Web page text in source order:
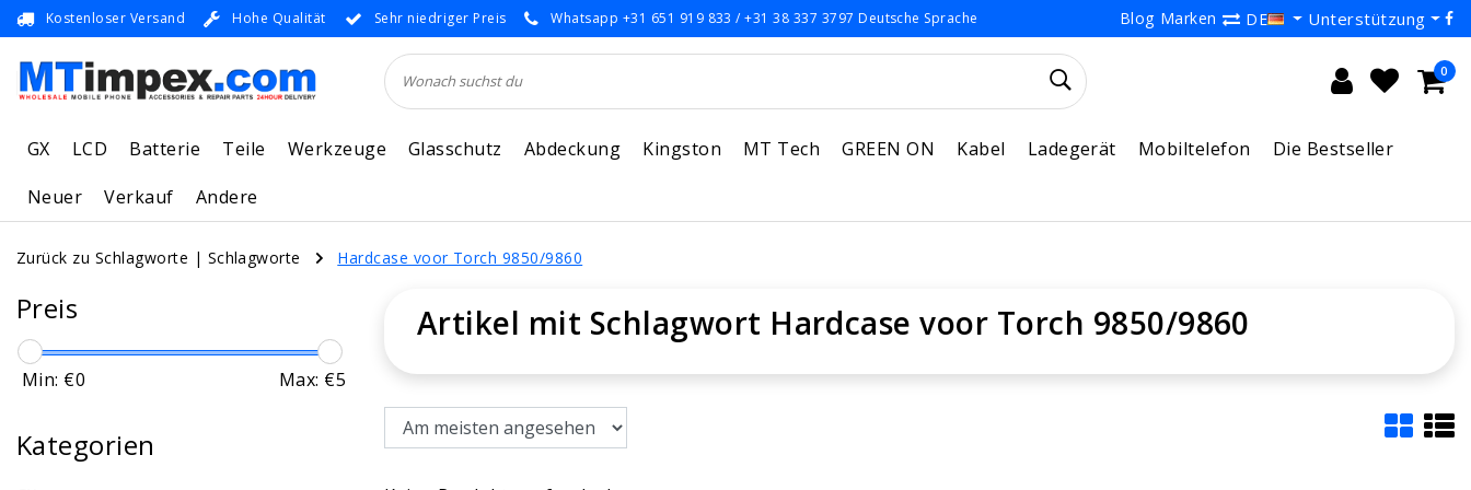
Kostenloser Versand Hohe Qualität Sehr niedriger Preis Whatsapp +31 651 919 833 / +31 38 337 3797 Deutsche Sprache Blog Marken DE Unterstützung
0
GX LCD Batterie Teile Werkzeuge Glasschutz Abdeckung Kingston MT Tech GREEN ON Kabel Ladegerät Mobiltelefon
Die Bestseller
Neuer
Verkauf Andere
Zurück zu Schlagworte | Schlagworte Hardcase voor Torch 9850/9860
Preis
Min: €0 Max: €5
Kategorien
Artikel mit Schlagwort Hardcase voor Torch 9850/9860